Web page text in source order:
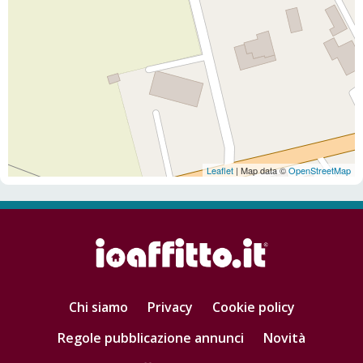
Leaflet | Map data ©OpenStreetMap
Chi siamo Privacy
Cookie policy
Regole pubblicazione annunci
Novità